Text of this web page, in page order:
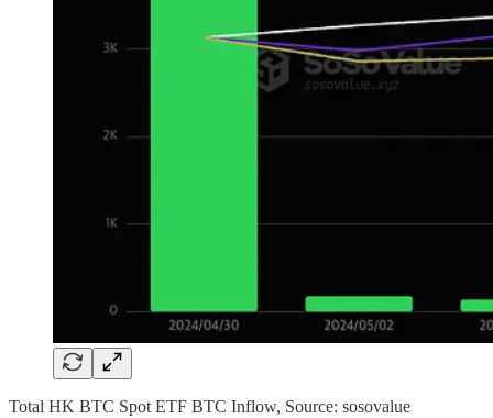
Total HK BTC Spot ETF BTC Inflow, Source: sosovalue